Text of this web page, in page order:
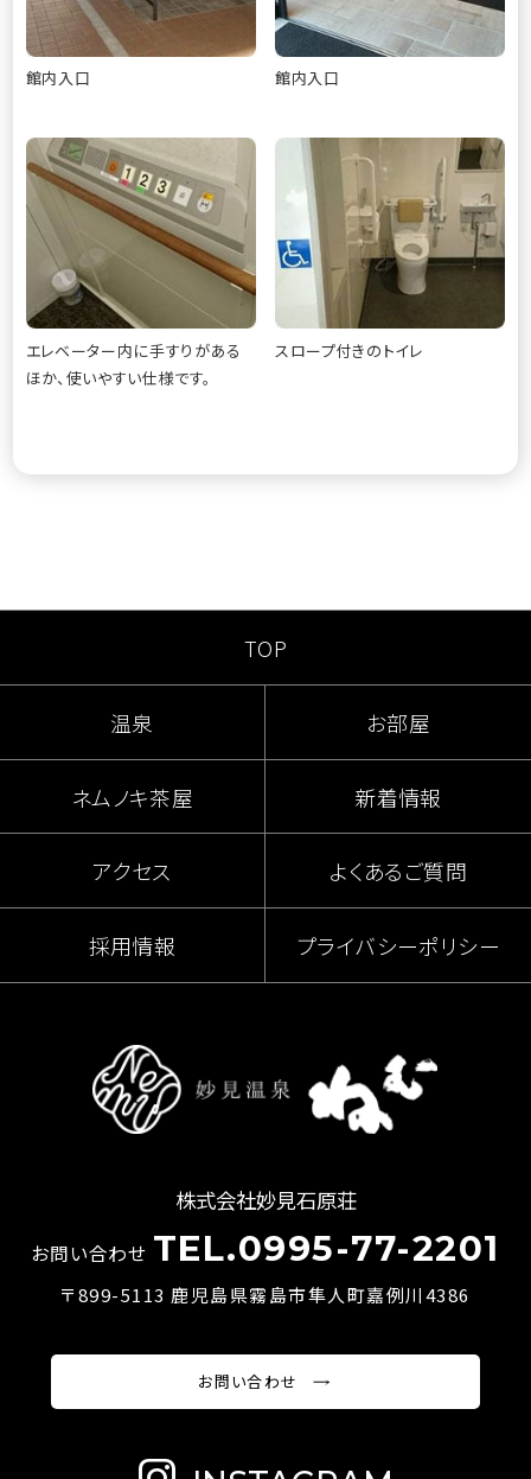
館内入口 館内入口
エレベーター内に手すりがある
ほか、使いやすい仕様です。
スロープ付きのトイレ
TOP
温泉 お部屋
ネムノキ茶屋 新着情報
アクセス よくあるご質問
採用情報 プライバシーポリシー
株式会社妙見石原荘
お問い合わせ TEL.0995-77-2201
〒899-5113 鹿児島県霧島市隼人町嘉例川4386
お問い合わせ